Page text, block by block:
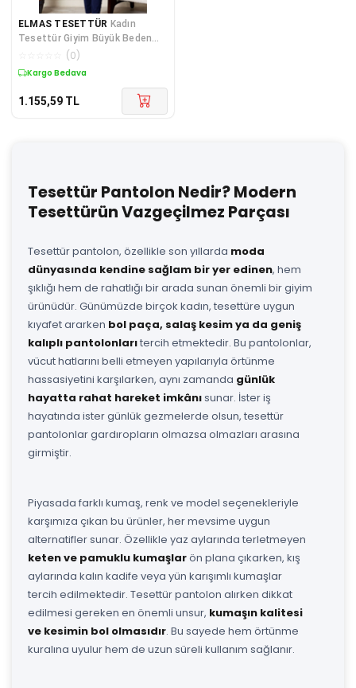
ELMAS TESETTÜR Kadın
Tesettür Giyim Büyük Beden
Rivetli Zımbalı Scuba Pantolon
(0)
Kargo Bedava
1.155,59 TL
Tesettür Pantolon Nedir? Modern
Tesettürün Vazgeçilmez Parçası
Tesettür pantolon, özellikle son yıllarda moda
dünyasında kendine sağlam bir yer edinen, hem
şıklığı hem de rahatlığı bir arada sunan önemli bir giyim
ürünüdür. Günümüzde birçok kadın, tesettüre uygun
kıyafet ararken bol paça, salaş kesim ya da geniş
kalıplı pantolonlarıtercih etmektedir. Bu pantolonlar,
vücut hatlarını belli etmeyen yapılarıyla örtünme
hassasiyetini karşılarken, aynı zamanda günlük
hayatta rahat hareket imkânısunar. İster iş
hayatında ister günlük gezmelerde olsun, tesettür
pantolonlar gardıropların olmazsa olmazları arasına
girmiştir.
Piyasada farklı kumaş, renk ve model seçenekleriyle
karşımıza çıkan bu ürünler, her mevsime uygun
alternatifler sunar. Özellikle yaz aylarında terletmeyen
keten ve pamuklu kumaşlarön plana çıkarken, kış
aylarında kalın kadife veya yün karışımlı kumaşlar
tercih edilmektedir. Tesettür pantolon alırken dikkat
edilmesi gereken en önemli unsur, kumaşın kalitesi
ve kesimin bol olmasıdır. Bu sayede hem örtünme
kuralına uyulur hem de uzun süreli kullanım sağlanır.